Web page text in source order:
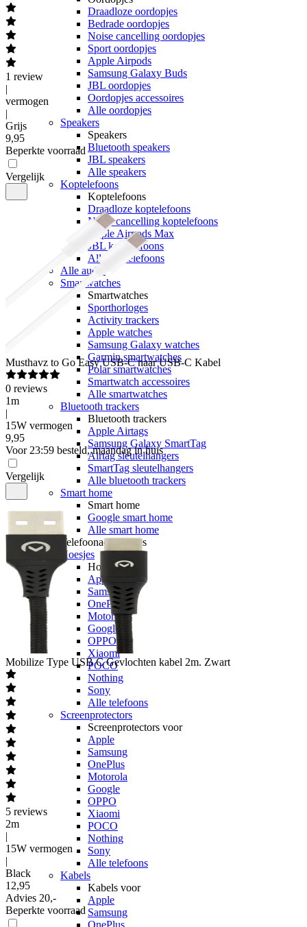
Draadloze oordopjes
Bedrade oordopjes
Noise cancelling oordopjes
Sport oordopjes
Apple Airpods
Samsung Galaxy Buds
JBL oordopjes
Oordopjes accessoires
Alle oordopjes
Speakers
Speakers
Bluetooth speakers
JBL speakers
Alle speakers
Koptelefoons
Koptelefoons
Draadloze koptelefoons
Noise cancelling koptelefoons
Apple Airpods Max
JBL koptelefoons
Alle koptelefoons
Alle audio
Smartwatches
Smartwatches
Sporthorloges
Activity trackers
Apple watches
Samsung Galaxy watches
Garmin smartwatches
Polar smartwatches
Smartwatch accessoires
Alle smartwatches
Bluetooth trackers
Bluetooth trackers
Apple Airtags
Samsung Galaxy SmartTag
Airtag sleutelhangers
SmartTag sleutelhangers
Alle bluetooth trackers
Smart home
Smart home
Google smart home
Alle smart home
Telefoonaccessoires
Hoesjes
Hoesjes voor
Apple
Samsung
OnePlus
Motorola
Google
OPPO
Xiaomi
POCO
Nothing
Sony
Alle telefoons
Screenprotectors
Screenprotectors voor
Apple
Samsung
OnePlus
Motorola
Google
OPPO
Xiaomi
POCO
Nothing
Sony
Alle telefoons
Kabels
Kabels voor
Apple
Samsung
OnePlus
1 review
|
vermogen
|
Grijs
9,95
Beperkte voorraad
Vergelijk
Musthavz to Go Easy USB-C naar USB-C Kabel
0 reviews
1m
|
15W vermogen
9,95
Voor 23:59 besteld, maandag in huis
Vergelijk
Mobilize Type USB C Gevlochten kabel 2m. Zwart
5 reviews
2m
|
15W vermogen
|
Black
12,95
Advies 20,-
Beperkte voorraad